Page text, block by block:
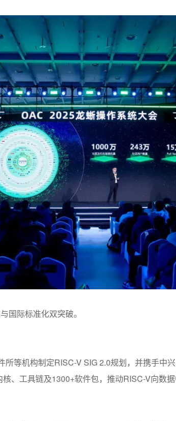
国际标准化双突破。
所等机构制定RISC-V SIG 2.0规划，并携手中
、工具链及1300+软件包，推动RISC-V向数